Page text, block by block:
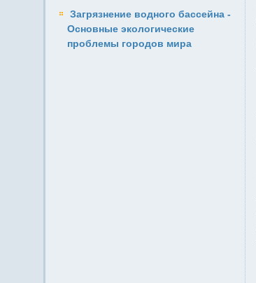
Загрязнение водного бассейна -
Основные экологические
проблемы городов мира